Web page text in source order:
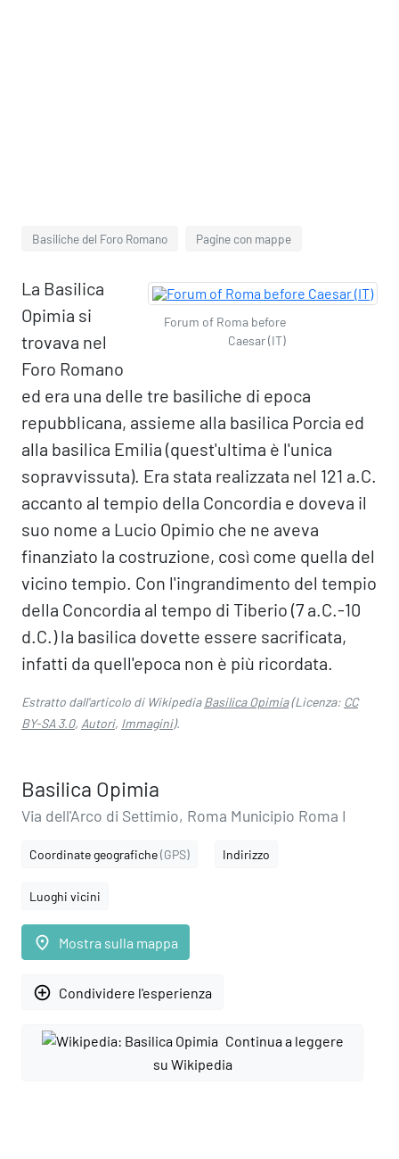
Basiliche del Foro Romano Pagine con mappe
Forum of Roma before
Caesar (IT)
La Basilica
Opimia si
trovava nel
Foro Romano
ed era una delle tre basiliche di epoca
repubblicana, assieme alla basilica Porcia ed
alla basilica Emilia (quest'ultima è l'unica
sopravvissuta). Era stata realizzata nel 121 a.C.
accanto al tempio della Concordia e doveva il
suo nome a Lucio Opimio che ne aveva
finanziato la costruzione, così come quella del
vicino tempio. Con l'ingrandimento del tempio
della Concordia al tempo di Tiberio (7 a.C.-10
d.C.) la basilica dovette essere sacrificata,
infatti da quell'epoca non è più ricordata.
Estratto dall'articolo di WikipediaBasilica Opimia(Licenza: CC
BY-SA 3.0, Autori, Immagini).
Basilica Opimia
Via dell'Arco di Settimio, Roma Municipio Roma I
Coordinate geografiche(GPS) Indirizzo
Luoghi vicini
place Mostra sulla mappa
add_circle_outline Condividere l'esperienza
Continua a leggere
su Wikipedia